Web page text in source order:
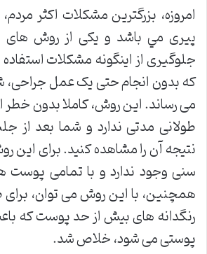
امروزه، بزرگترین مشکلات اکثر
پیری مي ­باشد و یکی از روش های
جلوگیری از اینگونه مشکلات
که بدون انجام حتی یک عمل جراحی،
می ­رساند. این روش، کاملا بدون
طولانی مدتی ندارد و شما بعد از
نتیجه آن را مشاهده کنید. برای
سنی وجود ندارد و با تمامی پوست
همچنین، با این روش می ­توان،
رنگدانه های بیش از حد پوست که
پوستی می­ شود، خلاص شد.